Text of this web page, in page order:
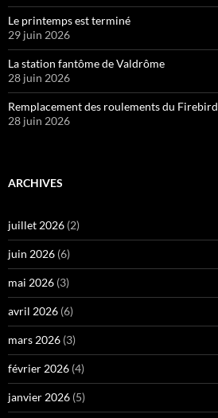
Le printemps est terminé
29 juin 2026
La station fantôme de Valdrôme
28 juin 2026
Remplacement des roulements du Firebird
28 juin 2026
ARCHIVES
juillet 2026 (2)
juin 2026 (6)
mai 2026 (3)
avril 2026 (6)
mars 2026 (3)
février 2026 (4)
janvier 2026 (5)